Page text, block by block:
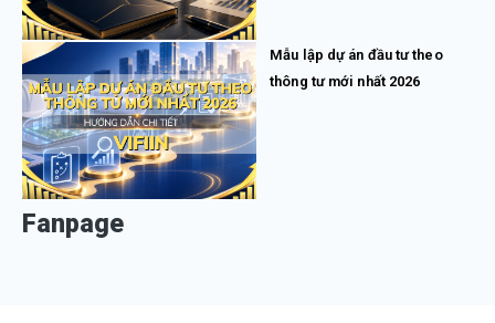
Mẫu lập dự án đầu tư theo
thông tư mới nhất 2026
Fanpage